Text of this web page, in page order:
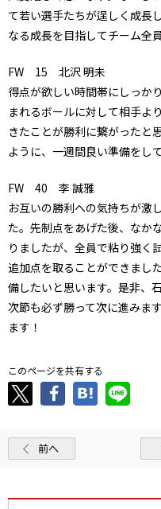
て若い選手たちが逞しく成長
なる成長を目指してチーム全
FW 15 北沢 明未
得点が欲しい時間帯にしっか
まれるボールに対して相手よ
きたことが勝利に繋がったと
ように、一週間良い準備をし
FW 40 李 誠雅
お互いの勝利への気持ちが激
た。先制点をあげた後、なか
りましたが、全員で粘り強く
追加点を取ることができまし
備したいと思います。是非、
次節も必ず勝って次に進みま
ます！
このページを共有する
前へ